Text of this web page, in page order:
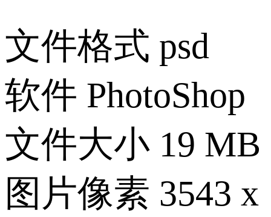
文件格式 psd
软件 PhotoShop
文件大小 19 MB
图片像素 3543 x